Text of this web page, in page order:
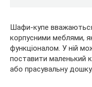
Шафи-купе
корпусними меблями,
функціоналом. У ній
поставити маленький
або прасувальну дошку.